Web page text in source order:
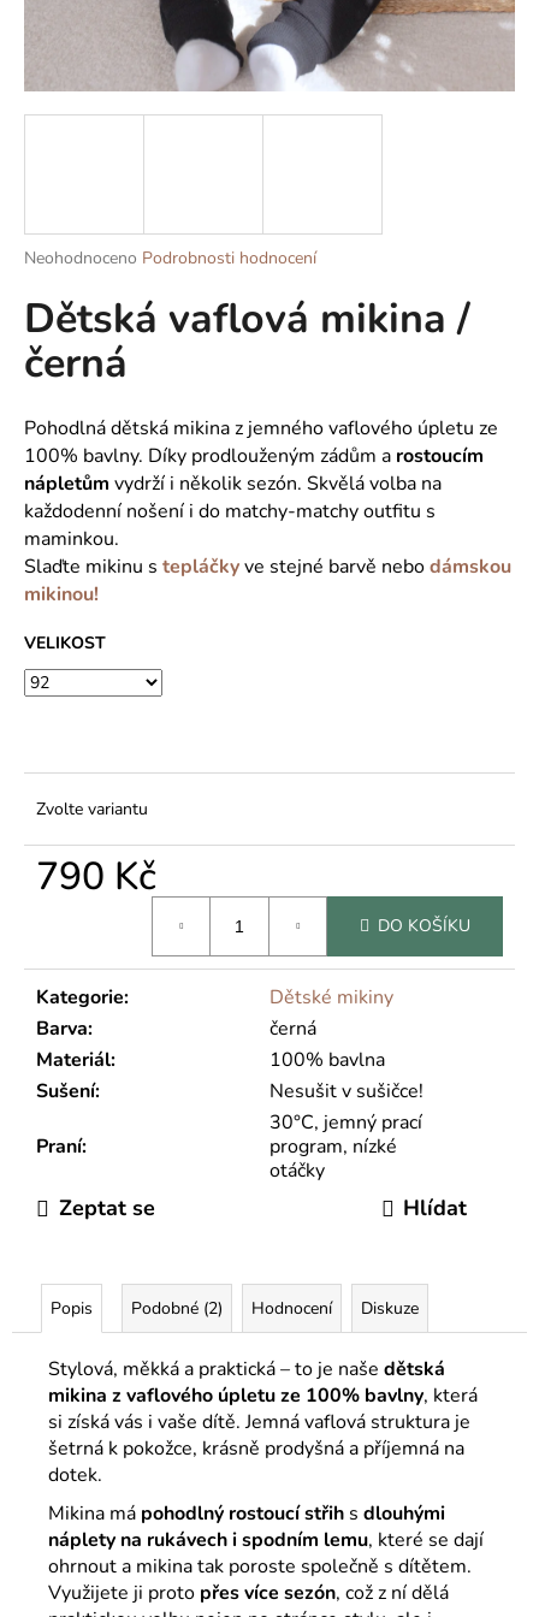
Průměrné
produktu
je
0,0
z
hvězdiček.
Neohodnoceno Podrobnosti hodnocení
Dětská vaflová mikina /
černá
Pohodlná dětská mikina z jemného vaflového úpletu ze
100% bavlny. Díky prodlouženým zádům a rostoucím
nápletům vydrží i několik sezón. Skvělá volba na
každodenní nošení i do matchy-matchy outfitu s
maminkou.
Slaďte mikinu s tepláčkyve stejné barvě nebodámskou
mikinou!
VELIKOST
Zvolte variantu
790 Kč
DO KOŠÍKU
Kategorie:
Dětské mikiny
Barva:
černá
Materiál:
100% bavlna
Sušení: Nesušit v sušičce!
Praní:
30°C, jemný prací
program, nízké
otáčky
Zeptat se Hlídat
Popis Podobné (2) Hodnocení Diskuze
Stylová, měkká a praktická – to je naše dětská
mikina z vaflového úpletu ze 100% bavlny, která
si získá vás i vaše dítě. Jemná vaflová struktura je
šetrná k pokožce, krásně prodyšná a příjemná na
dotek.
Mikina má pohodlný rostoucí střih s dlouhými
náplety na rukávech i spodním lemu, které se dají
ohrnout a mikina tak poroste společně s dítětem.
Využijete ji proto přes více sezón, což z ní dělá
í
t
D
p
o
r
u
č
u
j
m
e